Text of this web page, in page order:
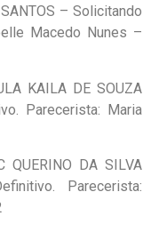
– Solicitando
Macedo Nunes –
KAILA DE SOUZA
Parecerista: Maria
DA SILVA
Parecerista: